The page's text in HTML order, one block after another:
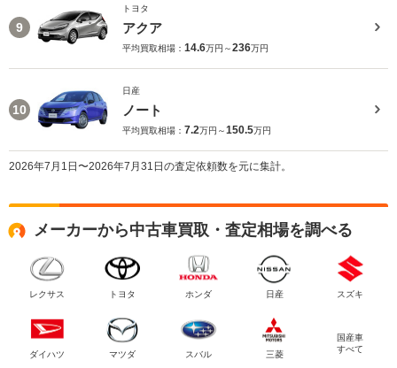
9
トヨタ
アクア
平均買取相場： 14.6万円～236万円
10
日産
ノート
平均買取相場： 7.2万円～150.5万円
2026年7月1日〜2026年7月31日の査定依頼数を元に集計。
メーカーから中古車買取・査定相場を調べる
レクサス トヨタ ホンダ 日産 スズキ
ダイハツ マツダ スバル 三菱
国産車
すべて